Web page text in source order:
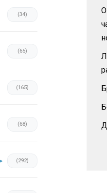
(34)
(65)
(165)
(68)
(292)